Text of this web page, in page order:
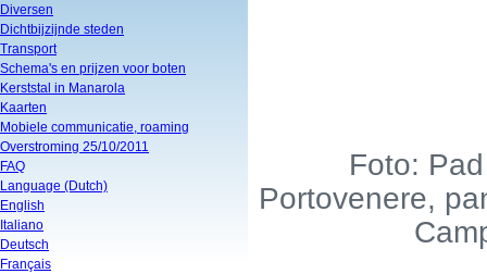
Diversen
Dichtbijzijnde steden
Transport
Schema's en prijzen voor boten
Kerststal in Manarola
Kaarten
Mobiele communicatie, roaming
Overstroming 25/10/2011
FAQ
Language (Dutch)
English
Italiano
Deutsch
Français
Foto:
Portovenere,